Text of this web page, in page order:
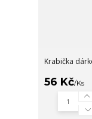
Krabička
56 Kč/Ks